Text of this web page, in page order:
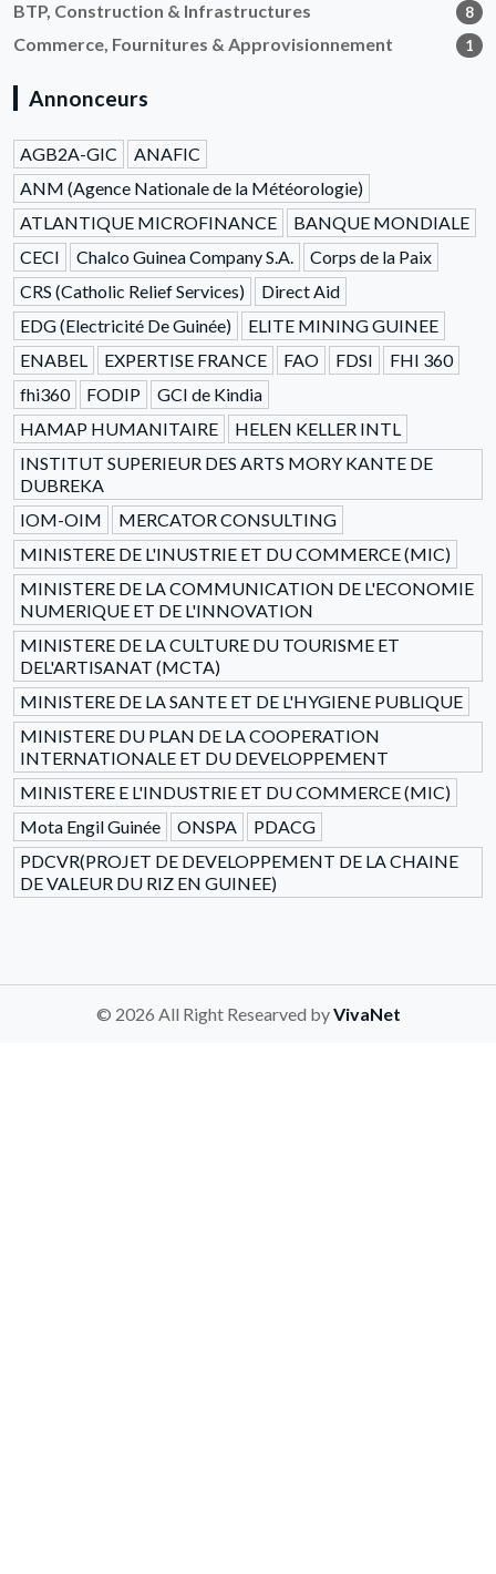
BTP, Construction & Infrastructures 8
Commerce, Fournitures & Approvisionnement 1
Annonceurs
AGB2A-GIC
ANAFIC
ANM (Agence Nationale de la Météorologie)
ATLANTIQUE MICROFINANCE
BANQUE MONDIALE
CECI
Chalco Guinea Company S.A.
Corps de la Paix
CRS (Catholic Relief Services)
Direct Aid
EDG (Electricité De Guinée)
ELITE MINING GUINEE
ENABEL
EXPERTISE FRANCE FAO FDSI
FHI 360
fhi360
FODIP
GCI de Kindia
HAMAP HUMANITAIRE
HELEN KELLER INTL
INSTITUT SUPERIEUR DES ARTS MORY KANTE DE
DUBREKA
IOM-OIM
MERCATOR CONSULTING
MINISTERE DE L'INUSTRIE ET DU COMMERCE (MIC)
MINISTERE DE LA COMMUNICATION DE L'ECONOMIE
NUMERIQUE ET DE L'INNOVATION
MINISTERE DE LA CULTURE DU TOURISME ET
DEL'ARTISANAT (MCTA)
MINISTERE DE LA SANTE ET DE L'HYGIENE PUBLIQUE
MINISTERE DU PLAN DE LA COOPERATION
INTERNATIONALE ET DU DEVELOPPEMENT
MINISTERE E L'INDUSTRIE ET DU COMMERCE (MIC)
Mota Engil Guinée
ONSPA
PDACG
PDCVR(PROJET DE DEVELOPPEMENT DE LA CHAINE
DE VALEUR DU RIZ EN GUINEE)
© 2026 All Right Researved byVivaNet